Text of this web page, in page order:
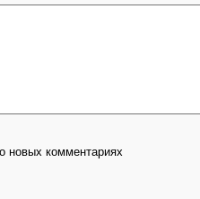
новых комментариях